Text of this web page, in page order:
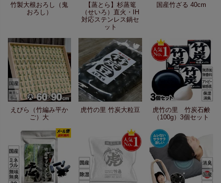
竹製大根おろし（鬼
おろし）
【蒸とら】杉蒸篭
（せいろ）直火・IH
対応ステンレス鍋セ
ット
国産竹ざる 40cm
えびら（竹編み平か
ご）大
虎竹の里 竹炭大粒豆
虎竹の里 竹炭石鹸
（100g）3個セット